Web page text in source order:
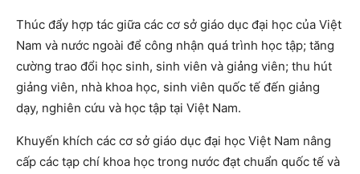
Thúc đẩy hợp tác giữa các cơ sở giáo dục đại học của Việt
Nam và nước ngoài để công nhận quá trình học tập; tăng
cường trao đổi học sinh, sinh viên và giảng viên; thu hút
giảng viên, nhà khoa học, sinh viên quốc tế đến giảng
dạy, nghiên cứu và học tập tại Việt Nam.
Khuyến khích các cơ sở giáo dục đại học Việt Nam nâng
cấp các tạp chí khoa học trong nước đạt chuẩn quốc tế và